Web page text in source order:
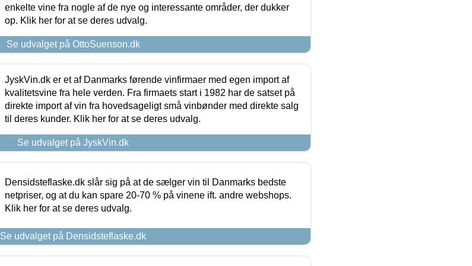
enkelte vine fra nogle af de nye og interessante områder, der dukker
op. Klik her for at se deres udvalg.
Se udvalget på OttoSuenson.dk
JyskVin.dk er et af Danmarks førende vinfirmaer med egen import af
kvalitetsvine fra hele verden. Fra firmaets start i 1982 har de satset på
direkte import af vin fra hovedsageligt små vinbønder med direkte salg
til deres kunder. Klik her for at se deres udvalg.
Se udvalget på JyskVin.dk
Densidsteflaske.dk slår sig på at de sælger vin til Danmarks bedste
netpriser, og at du kan spare 20-70 % på vinene ift. andre webshops.
Klik her for at se deres udvalg.
Se udvalget på Densidsteflaske.dk